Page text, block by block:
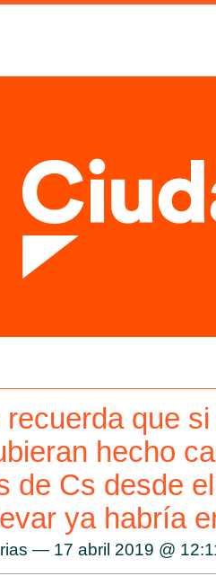
que
hecho
de Cs desde
ya habría
— 17 abril 2019 @